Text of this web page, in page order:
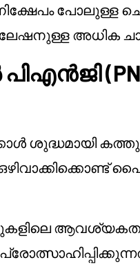
പോലുള്ള
അധിക
ശുദ്ധമായി